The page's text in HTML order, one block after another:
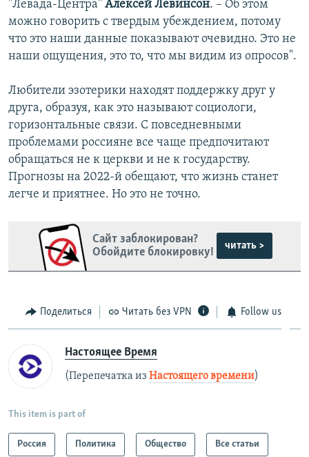
"Левада-Центра" Алексей Левинсон. – Об этом
можно говорить с твердым убеждением, потому
что это наши данные показывают очевидно. Это не
наши ощущения, это то, что мы видим из опросов".
Любители эзотерики находят поддержку друг у
друга, образуя, как это называют социологи,
горизонтальные связи. С повседневными
проблемами россияне все чаще предпочитают
обращаться не к церкви и не к государству.
Прогнозы на 2022-й обещают, что жизнь станет
легче и приятнее. Но это не точно.
Сайт заблокирован?
Обойдите блокировку!
читать >
Поделиться Читать без VPN Follow us
Настоящее Время
(Перепечатка из Настоящего времени)
This item is part of
Россия Политика Общество Все статьи